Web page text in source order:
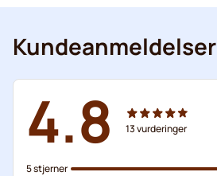
Kundeanmeldelser
4.8 13vurderinger
5 stjerner